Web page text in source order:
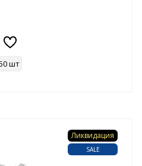
шт
Ликвидация
SALE